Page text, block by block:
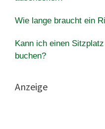
Wie lange braucht ein
Kann ich einen
buchen?
Anzeige